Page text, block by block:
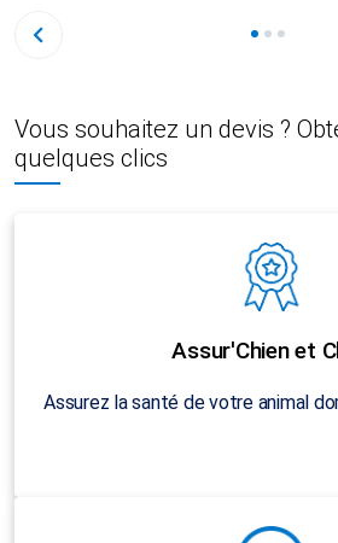
Vous souhaitez un devis ?
quelques clics
Assur'Chien et
Assurez la santé de votre animal